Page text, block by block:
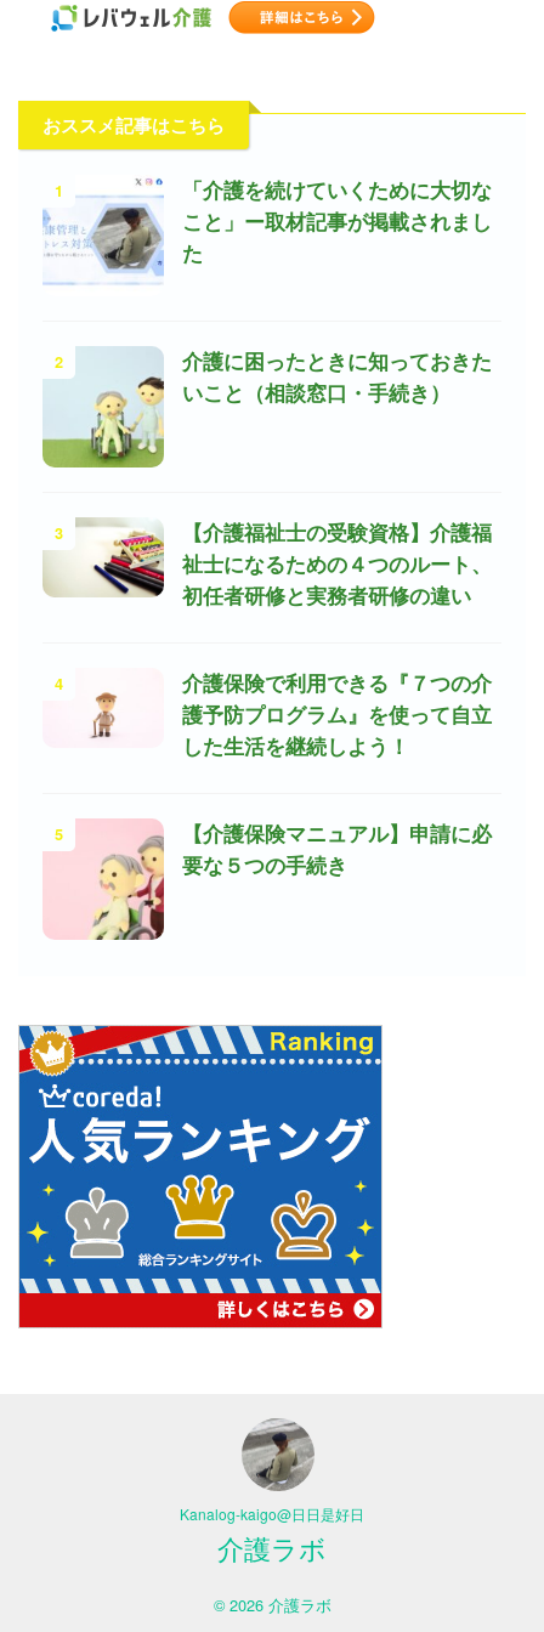
おススメ記事はこちら
1
「介護を続けていくために大切な
こと」ー取材記事が掲載されまし
た
2
介護に困ったときに知っておきた
いこと（相談窓口・手続き）
3
【介護福祉士の受験資格】介護福
祉士になるための４つのルート、
初任者研修と実務者研修の違い
4
介護保険で利用できる『７つの介
護予防プログラム』を使って自立
した生活を継続しよう！
5
【介護保険マニュアル】申請に必
要な５つの手続き
Kanalog-kaigo@日日是好日
介護ラボ
© 2026 介護ラボ